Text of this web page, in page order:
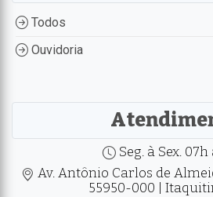
Todos
Ouvidoria
Seg. à Sex. 07h
Av. Antônio Carlos de
55950-000 |